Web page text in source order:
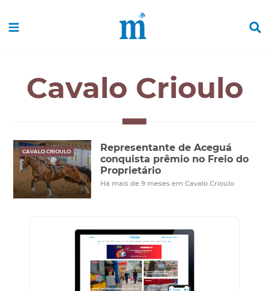
Cavalo Crioulo
CAVALO CRIOULO
Representante de Aceguá
conquista prêmio no Freio do
Proprietário
Há mais de 9 meses em Cavalo Crioulo